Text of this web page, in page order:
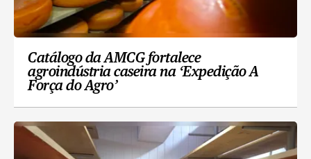
Catálogo da AMCG fortalece
agroindústria caseira na ‘Expedição A
Força do Agro’